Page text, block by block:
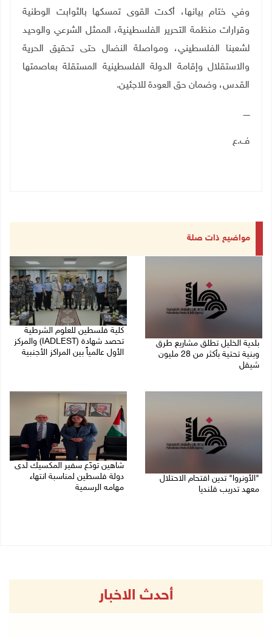
وفي ختام بيانها، أكدت القوى تمسكها بالثوابت الوطنية
وقرارات منظمة التحرير الفلسطينية، الممثل الشرعي والوحيد
لشعبنا الفلسطيني، ومواصلة النضال حتى تحقيق الحرية
والاستقلال وإقامة الدولة الفلسطينية المستقلة بعاصمتها
القدس، وضمان حق العودة للاجئين.
ـــــ
ف.ع
مواضيع ذات صلة
بلدية الخليل تطلق مشاريع طرق
وبنية تحتية بأكثر من 28 مليون
شيقل
كلية فلسطين للعلوم الشرطية
تحصد شهادة (IADLEST) والمركز
الأول عالمياً بين المراكز الأجنبية
"الأونروا" تدين اقتحام الاحتلال
معهد تدريب قلنديا
شاهين تودّع سفير المكسيك لدى
دولة فلسطين لمناسبة انتهاء
مهامه الرسمية
أحدث الاخبار